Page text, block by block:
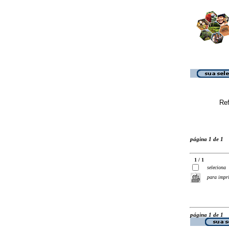
página 1 de 1
1 / 1
seleciona
para
página 1 de 1